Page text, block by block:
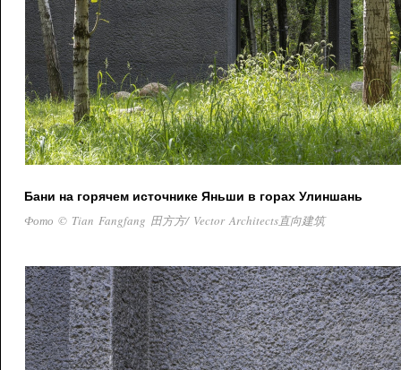
Бани на горячем источнике Яньши в горах Улиншань
Фото © Tian Fangfang 田方方/ Vector Architects直向建筑